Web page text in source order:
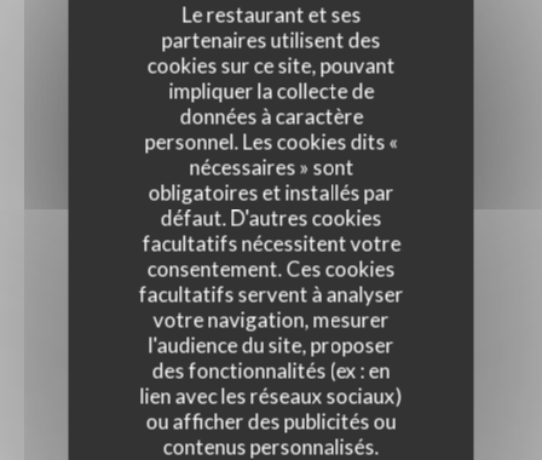
Le restaurant et ses
partenaires utilisent des
cookies sur ce site, pouvant
impliquer la collecte de
données à caractère
personnel. Les cookies dits «
nécessaires » sont
obligatoires et installés par
défaut. D'autres cookies
facultatifs nécessitent votre
consentement. Ces cookies
facultatifs servent à analyser
votre navigation, mesurer
l'audience du site, proposer
des fonctionnalités (ex : en
lien avec les réseaux sociaux)
ou afficher des publicités ou
contenus personnalisés.